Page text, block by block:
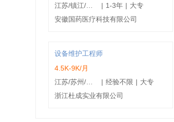
| 1-3年 | 大专
安徽国药医疗科技有限公司
设备维护工程师
4.5K-9K/月
| 经验不限 | 大专
浙江杜成实业有限公司